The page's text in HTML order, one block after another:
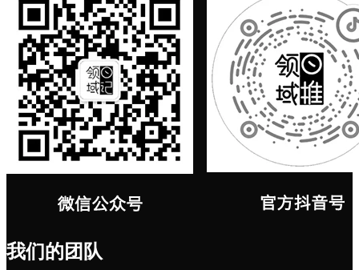
我们的团队